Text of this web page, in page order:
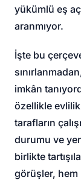
yükümlü eş
aranmıyor.
İşte bu
imkân
özellikle
tarafların
durumu ve
birlikte
görüşler, hem